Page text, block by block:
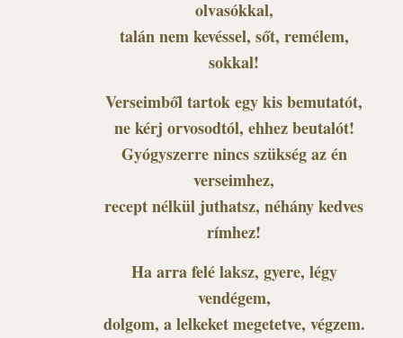
olvasókkal,
talán nem kevéssel, sőt, remélem,
sokkal!
Verseimből tartok egy kis bemutatót,
ne kérj orvosodtól, ehhez beutalót!
Gyógyszerre nincs szükség az én
verseimhez,
recept nélkül juthatsz, néhány kedves
rímhez!
Ha arra felé laksz, gyere, légy
vendégem,
dolgom, a lelkeket megetetve, végzem.